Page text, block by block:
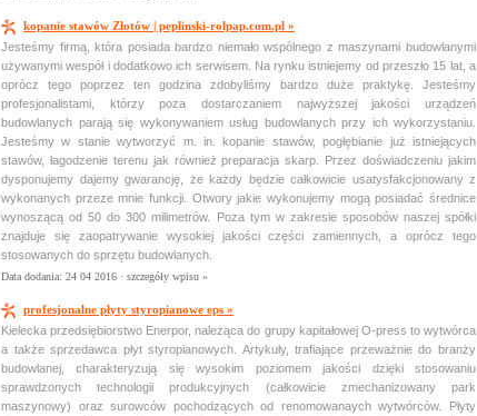
kopanie stawów Złotów | peplinski-rolpap.com.pl »
Jesteśmy firmą, która posiada bardzo niemało wspólnego z maszynami budowlanymi
używanymi wespół i dodatkowo ich serwisem. Na rynku istniejemy od przeszło 15 lat, a
oprócz tego poprzez ten godzina zdobyliśmy bardzo duże praktykę. Jesteśmy
profesjonalistami, którzy poza dostarczaniem najwyższej jakości urządzeń
budowlanych parają się wykonywaniem usług budowlanych przy ich wykorzystaniu.
Jesteśmy w stanie wytworzyć m. in. kopanie stawów, pogłębianie już istniejących
stawów, łagodzenie terenu jak również preparacja skarp. Przez doświadczeniu jakim
dysponujemy dajemy gwarancję, że każdy będzie całkowicie usatysfakcjonowany z
wykonanych przeze mnie funkcji. Otwory jakie wykonujemy mogą posiadać średnice
wynoszącą od 50 do 300 milimetrów. Poza tym w zakresie sposobów naszej spółki
znajduje się zaopatrywanie wysokiej jakości części zamiennych, a oprócz tego
stosowanych do sprzętu budowlanych.
Data dodania: 24 04 2016 · szczegóły wpisu »
profesjonalne płyty styropianowe eps »
Kielecka przedsiębiorstwo Enerpor, należąca do grupy kapitałowej O-press to wytwórca
a także sprzedawca płyt styropianowych. Artykuły, trafiające przeważnie do branży
budowlanej, charakteryzują się wysokim poziomem jakości dzięki stosowaniu
sprawdzonych technologii produkcyjnych (całkowicie zmechanizowany park
maszynowy) oraz surowców pochodzących od renomowanaych wytwórców. Płyty